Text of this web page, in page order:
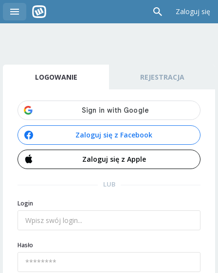
Zaloguj się
LOGOWANIE REJESTRACJA
Zaloguj się z Facebook
Zaloguj się z Apple
LUB
Login
Hasło